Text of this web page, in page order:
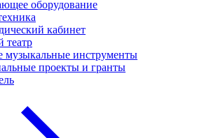
оборудование
кабинет
театр
музыкальные инструменты
проекты и гранты